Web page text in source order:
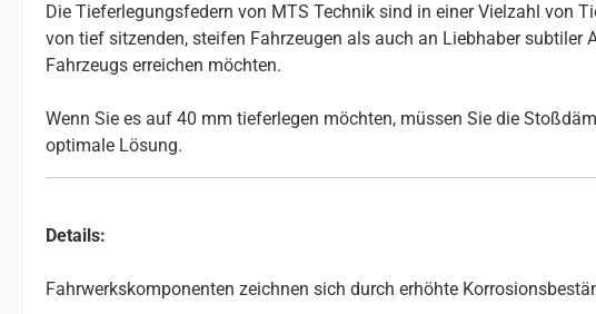
Die Tieferlegungsfedern von MTS Technik sind in einer Vielzahl von
von tief sitzenden, steifen Fahrzeugen als auch an Liebhaber
Fahrzeugs erreichen möchten.
Wenn Sie es auf 40 mm tieferlegen möchten, müssen Sie die
optimale Lösung.
Details:
Fahrwerkskomponenten zeichnen sich durch erhöhte